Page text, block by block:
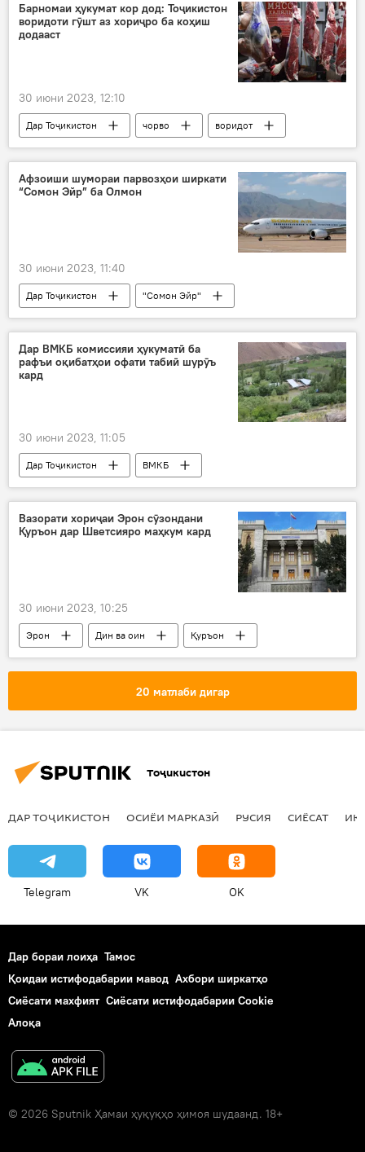
Барномаи ҳукумат кор дод: Тоҷикистон
воридоти гӯшт аз хориҷро ба коҳиш
додааст
30 июни 2023, 12:10
Дар Тоҷикистон чорво
воридот
гӯшт
кишоварзӣ коҳиш
Афзоиши шумораи парвозҳои ширкати
“Сомон Эйр” ба Олмон
30 июни 2023, 11:40
Дар Тоҷикистон
"Сомон Эйр"
ширкати ҳавоӣ
Парвозҳо
Мюнхен
Душанбе
Дар ВМКБ комиссияи ҳукуматӣ ба
рафъи оқибатҳои офати табиӣ шурӯъ
кард
30 июни 2023, 11:05
Дар Тоҷикистон
ВМКБ
Рӯйдод, ҷиноят ва ҳолатҳои фавқулода
Вазорати хориҷаи Эрон сӯзондани
Қуръон дар Шветсияро маҳкум кард
30 июни 2023, 10:25
Эрон Дин ва оин
Қуръон
Дар ҷаҳон
20 матлаби дигар
Тоҷикистон
ДАР ТОҶИКИСТОН ОСИЁИ МАРКАЗӢ РУСИЯ СИЁСАТ
Telegram VK OK
Дар бораи лоиҳа Тамос
Қоидаи истифодабарии мавод Ахбори ширкатҳо
Сиёсати махфият Сиёсати истифодабарии Cookie
Алоқа
© 2026 Sputnik Ҳамаи ҳуқуқҳо ҳимоя шудаанд. 18+